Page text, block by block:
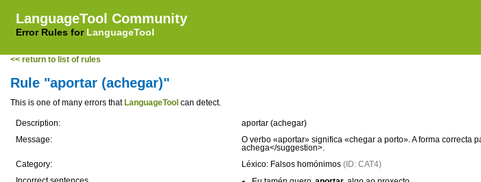
LanguageTool Community
Error Rules for LanguageTool
<< return to list of rules
Rule "aportar (achegar)"
This is one of many errors that LanguageTool can detect.
Description:
aportar (achegar)
Message:
O verbo «aportar» significa «chegar a porto». A forma
achega</suggestion>.
Category:
Léxico: Falsos homónimos (ID: CAT4)